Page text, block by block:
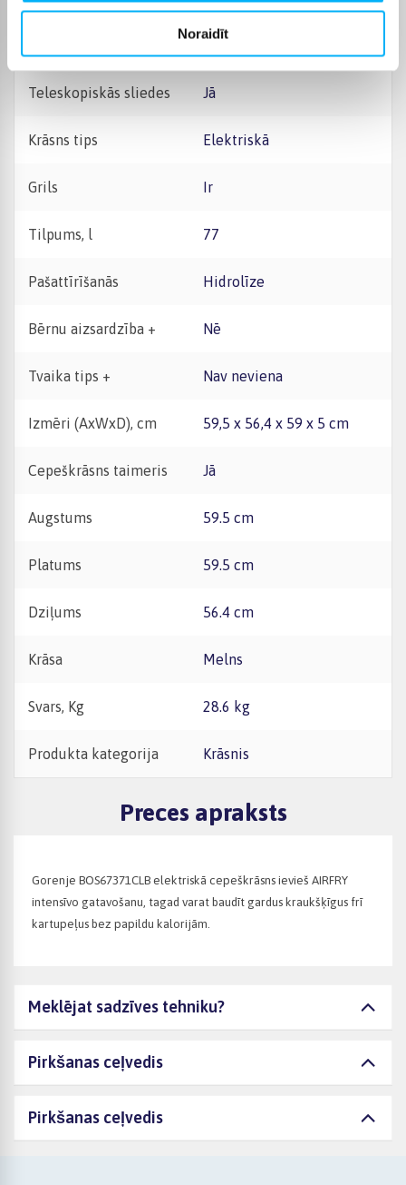
Noraidīt
Teleskopiskās sliedes Jā
Krāsns tips Elektriskā
Grils Ir
Tilpums, l 77
Pašattīrīšanās Hidrolīze
Bērnu aizsardzība + Nē
Tvaika tips + Nav neviena
Izmēri (AxWxD), cm 59,5 x 56,4 x 59 x 5 cm
Cepeškrāsns taimeris Jā
Augstums 59.5 cm
Platums 59.5 cm
Dziļums 56.4 cm
Krāsa Melns
Svars, Kg 28.6 kg
Produkta kategorija Krāsnis
Preces apraksts
Gorenje BOS67371CLB elektriskā cepeškrāsns ievieš AIRFRY
intensīvo gatavošanu, tagad varat baudīt gardus kraukšķīgus frī
kartupeļus bez papildu kalorijām.
Meklējat sadzīves tehniku?
Pirkšanas ceļvedis
Pirkšanas ceļvedis